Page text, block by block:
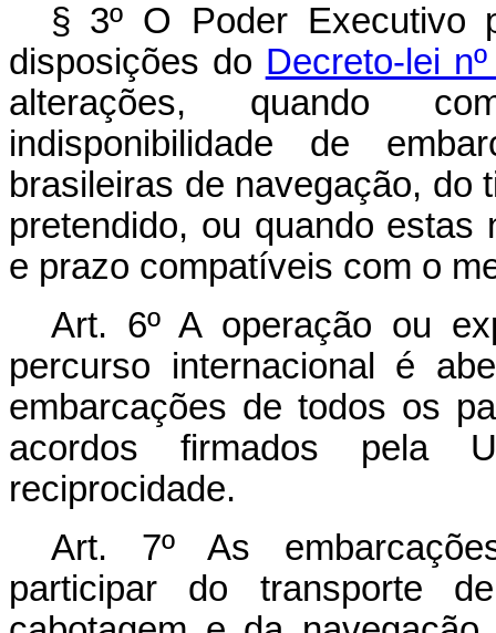
§ 3º O Poder Executivo
disposições do Decreto-lei
alterações, quando
indisponibilidade de
brasileiras de navegação, do
pretendido, ou quando
e prazo compatíveis com o
Art. 6º A operação ou
percurso internacional é
embarcações de todos os
acordos firmados pela
reciprocidade.
Art. 7º As
participar do transporte